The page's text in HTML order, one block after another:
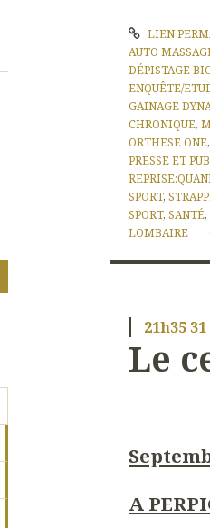
LIEN
AUTO
DÉPISTAGE
ENQUÊTE/
GAINAGE
CHRONIQUE,
ORTHESE ONE
PRESSE ET
SPORT,
SPORT,SANTÉ,
LOMBAIRE
21h35 31
Le
A